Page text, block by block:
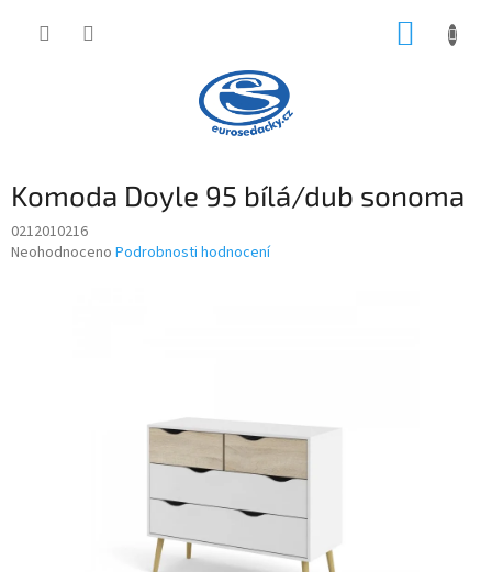
Komoda Doyle 95 bílá/dub sonoma
0212010216
Průměrné
Neohodnoceno Podrobnosti hodnocení